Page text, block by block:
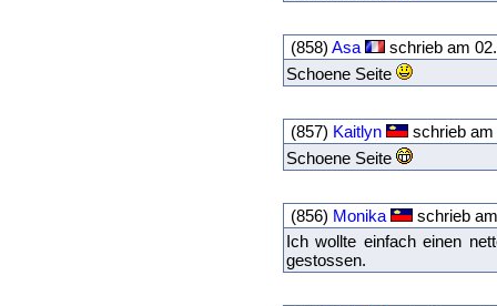
(858) Asa
schrieb am
Schoene Seite
(857) Kaitlyn
schrieb
Schoene Seite
(856) Monika
schrieb
Ich wollte einfach einen
gestossen.